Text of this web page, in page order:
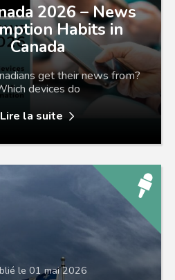
2026 – News
Habits in
Canada
get their news from?
devices do
Lire la suite
le 01 mai 2026